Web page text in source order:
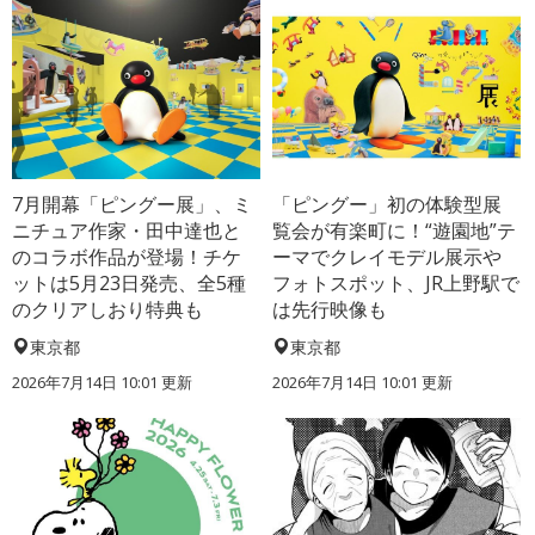
7月開幕「ピングー展」、ミ
ニチュア作家・田中達也と
のコラボ作品が登場！チケ
ットは5月23日発売、全5種
のクリアしおり特典も
東京都
2026年7月14日 10:01 更新
「ピングー」初の体験型展
覧会が有楽町に！“遊園地”テ
ーマでクレイモデル展示や
フォトスポット、JR上野駅で
は先行映像も
東京都
2026年7月14日 10:01 更新